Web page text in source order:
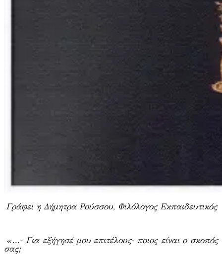
Γράφει η Δήμητρα Ρούσσου, Φιλόλογος Εκπαιδευτικός
«…- Για εξήγησέ μου επιτέλους· ποιος είναι ο σκοπός
σας;